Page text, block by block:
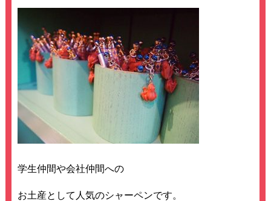
学生仲間や会社仲間への
お土産として人気のシャーペンです。